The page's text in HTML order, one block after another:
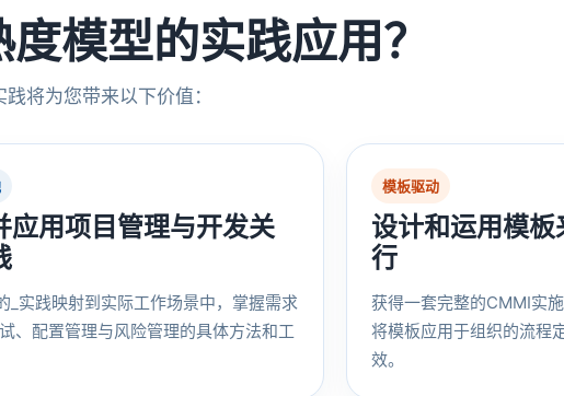
模型的实践应用？
将为您带来以下价值：
应用项目管理与开发关
_实践映射到实际工作场景中，掌握需求
、配置管理与风险管理的具体方法和工
模板驱动
设计和运用模
行
获得一套完整的CMMI实
将模板应用于组织的流程
效。